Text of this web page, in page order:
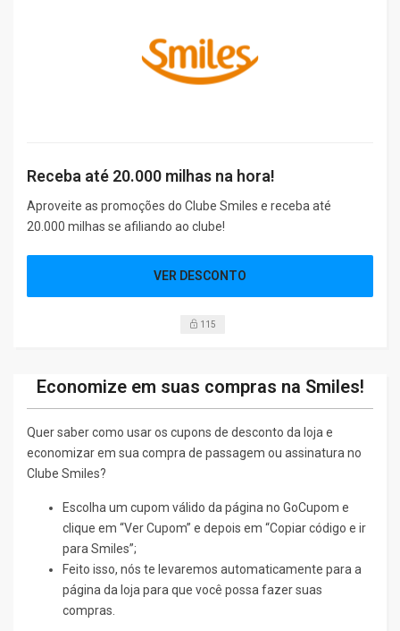
Receba até 20.000 milhas na hora!
Aproveite as promoções do Clube Smiles e receba até
20.000 milhas se afiliando ao clube!
VER DESCONTO
115
Economize em suas compras na Smiles!
Quer saber como usar os cupons de desconto da loja e
economizar em sua compra de passagem ou assinatura no
Clube Smiles?
Escolha um cupom válido da página no GoCupom e
clique em “Ver Cupom” e depois em “Copiar código e ir
para Smiles”;
Feito isso, nós te levaremos automaticamente para a
página da loja para que você possa fazer suas
compras.